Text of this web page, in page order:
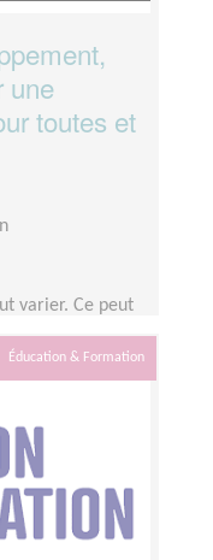
une
toutes et
varier. Ce peut
heures
au rythme de
Éducation & Formation